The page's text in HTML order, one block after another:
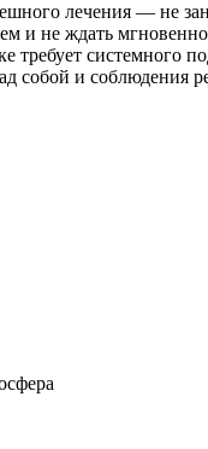
лечения — не
и не ждать
требует системного
собой и соблюдения